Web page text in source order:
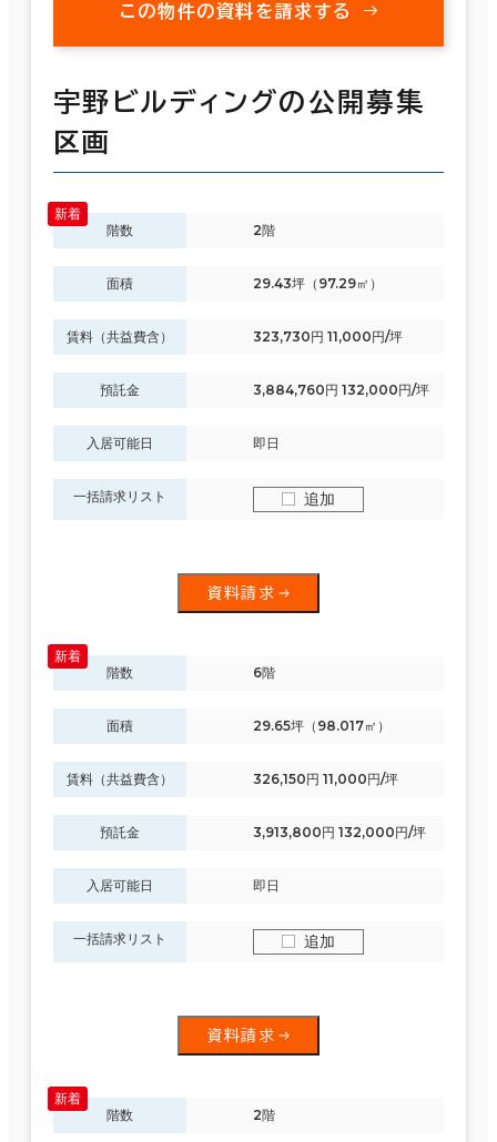
この物件の資料を請求する
宇野ビルディングの公開募集
区画
階数 2階
面積 29.43坪（97.29㎡）
賃料（共益費含） 323,730円 11,000円/坪
預託金 3,884,760円 132,000円/坪
入居可能日 即日
一括請求リスト 追加
資料請求
階数 6階
面積 29.65坪（98.017㎡）
賃料（共益費含） 326,150円 11,000円/坪
預託金 3,913,800円 132,000円/坪
入居可能日 即日
一括請求リスト 追加
資料請求
階数 2階